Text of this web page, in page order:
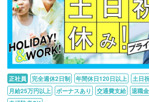
正社員 完全週休2日制 年間休日120日以上
土日
月給25万円以上
ボーナスあり 交通費支給 退職